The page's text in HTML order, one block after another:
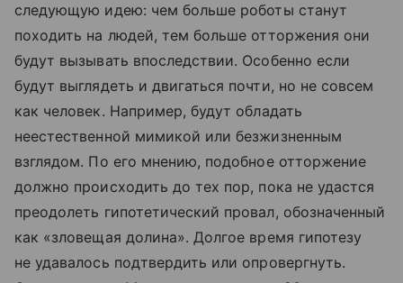
следующую идею: чем больше роботы станут
походить на людей, тем больше отторжения они
будут вызывать впоследствии. Особенно если
будут выглядеть и двигаться почти, но не совсем
как человек. Например, будут обладать
неестественной мимикой или безжизненным
взглядом. По его мнению, подобное отторжение
должно происходить до тех пор, пока не удастся
преодолеть гипотетический провал, обозначенный
как «зловещая долина». Долгое время гипотезу
не удавалось подтвердить или опровергнуть.